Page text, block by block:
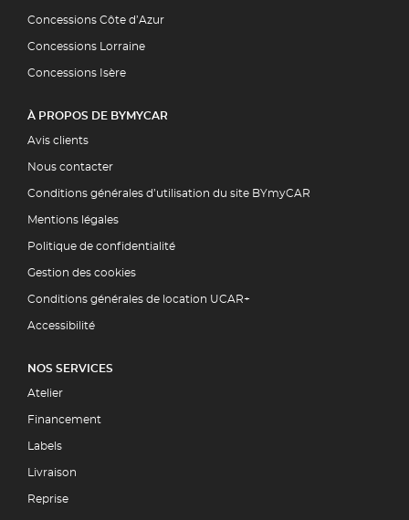
Concessions Côte d’Azur
Concessions Lorraine
Concessions Isère
À PROPOS DE BYMYCAR
Avis clients
Nous contacter
Conditions générales d’utilisation du site BYmyCAR
Mentions légales
Politique de confidentialité
Gestion des cookies
Conditions générales de location UCAR+
Accessibilité
NOS SERVICES
Atelier
Financement
Labels
Livraison
Reprise